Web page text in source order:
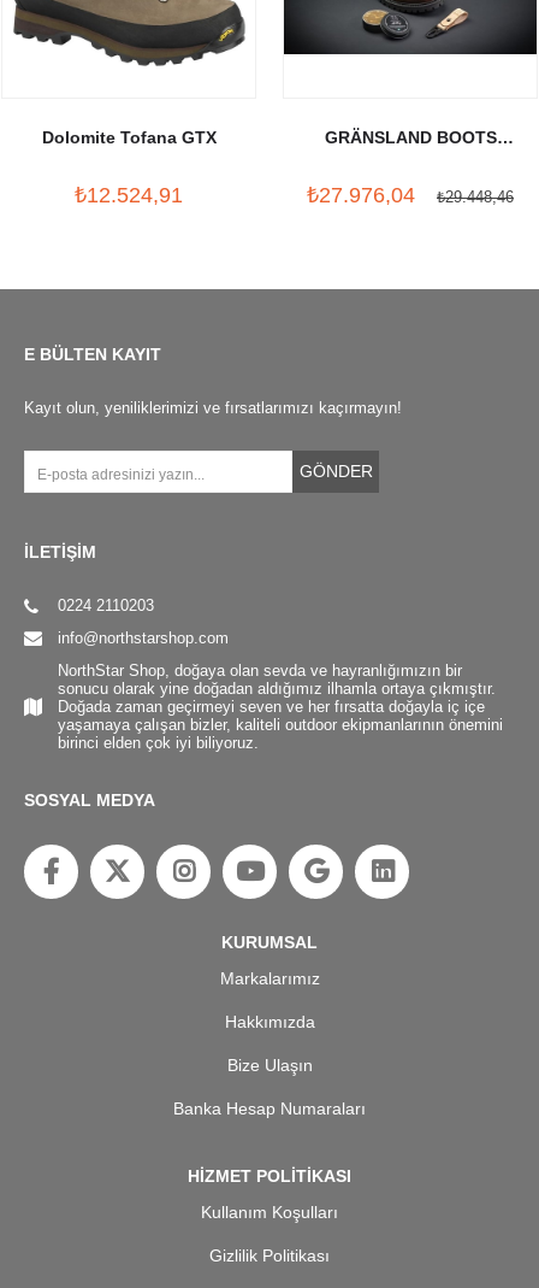
Dolomite Tofana GTX
₺12.524,91
GRÄNSLAND BOOTS
₺27.976,04 ₺29.448,46
E BÜLTEN KAYIT
Kayıt olun, yeniliklerimizi ve fırsatlarımızı kaçırmayın!
GÖNDER
İLETİŞİM
0224 2110203
info@northstarshop.com
NorthStar Shop, doğaya olan sevda ve hayranlığımızın bir
sonucu olarak yine doğadan aldığımız ilhamla ortaya çıkmıştır.
Doğada zaman geçirmeyi seven ve her fırsatta doğayla iç içe
yaşamaya çalışan bizler, kaliteli outdoor ekipmanlarının önemini
birinci elden çok iyi biliyoruz.
SOSYAL MEDYA
KURUMSAL
Markalarımız
Hakkımızda
Bize Ulaşın
Banka Hesap Numaraları
HİZMET POLİTİKASI
Kullanım Koşulları
Gizlilik Politikası